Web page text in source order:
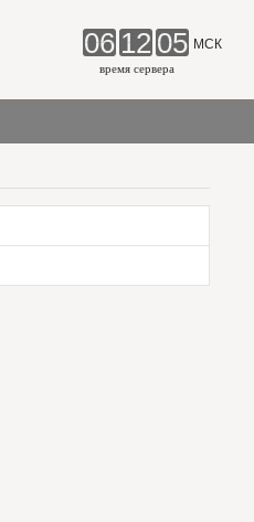
06 12 05 МСК
время сервера